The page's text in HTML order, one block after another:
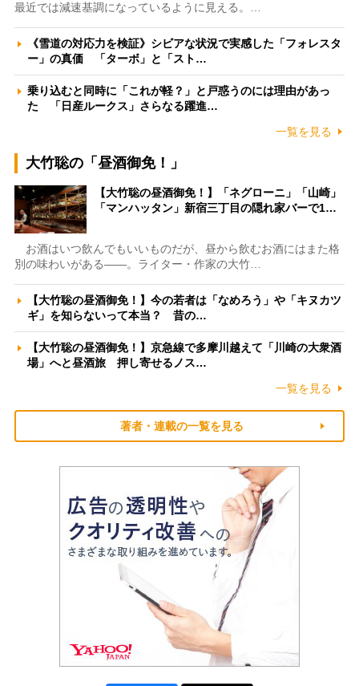
最近では減速基調になっているように見える。…
《雪道の対応力を検証》シビアな状況で実感した「フォレスタ
ー」の真価 「ターボ」と「スト…
乗り込むと同時に「これが軽？」と戸惑うのには理由があっ
た 「日産ルークス」さらなる躍進…
一覧を見る
大竹聡の「昼酒御免！」
【大竹聡の昼酒御免！】「ネグローニ」「山崎」
「マンハッタン」新宿三丁目の隠れ家バーで1…
お酒はいつ飲んでもいいものだが、昼から飲むお酒にはまた格
別の味わいがある――。ライター・作家の大竹…
【大竹聡の昼酒御免！】今の若者は「なめろう」や「キヌカツ
ギ」を知らないって本当？ 昔の…
【大竹聡の昼酒御免！】京急線で多摩川越えて「川崎の大衆酒
場」へと昼酒旅 押し寄せるノス…
一覧を見る
著者・連載の一覧を見る